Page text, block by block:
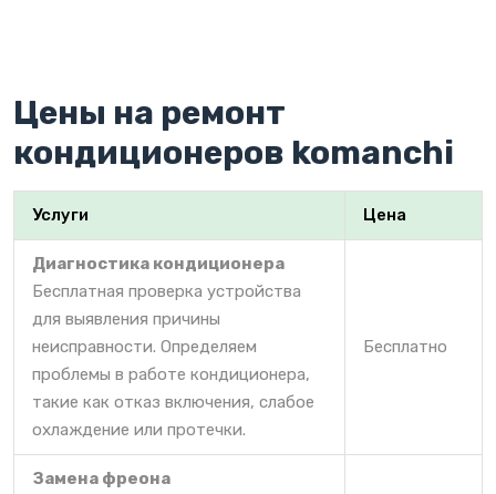
Цены на ремонт
кондиционеров komanchi
Услуги Цена
Диагностика кондиционера
Бесплатная проверка устройства
для выявления причины
неисправности. Определяем
проблемы в работе кондиционера,
такие как отказ включения, слабое
охлаждение или протечки.
Бесплатно
Замена фреона